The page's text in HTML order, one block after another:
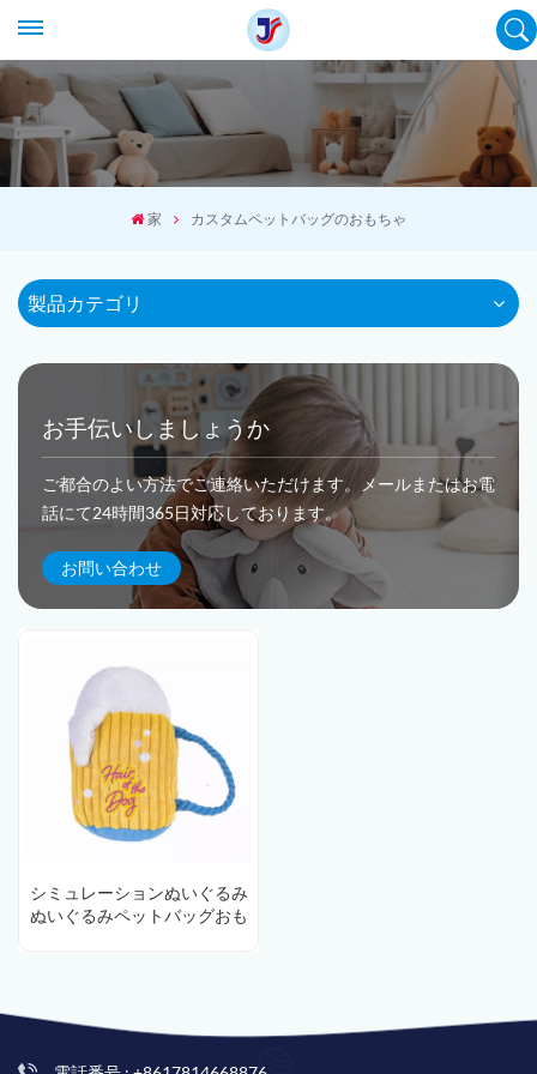
家 カスタムペットバッグのおもちゃ
製品カテゴリ
お手伝いしましょうか
ご都合のよい方法でご連絡いただけます。メールまたはお電
話にて24時間365日対応しております。
お問い合わせ
シミュレーションぬいぐるみ
ぬいぐるみペットバッグおも